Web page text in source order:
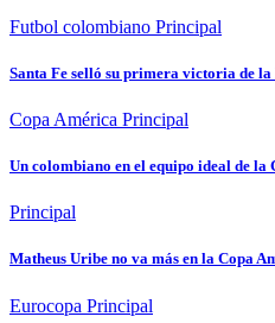
Futbol colombiano Principal
Santa Fe selló su primera victoria de
Copa América Principal
Un colombiano en el equipo ideal de la
Principal
Matheus Uribe no va más en la Copa
Eurocopa Principal